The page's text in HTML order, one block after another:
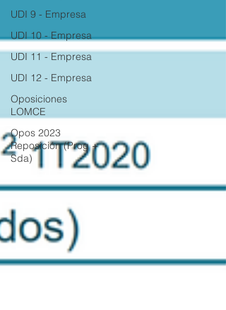
UDI 9 - Empresa
UDI 10 - Empresa
UDI 11 - Empresa
UDI 12 - Empresa
Oposiciones
LOMCE
Opos 2023
Reposición (Prog +
Sda)